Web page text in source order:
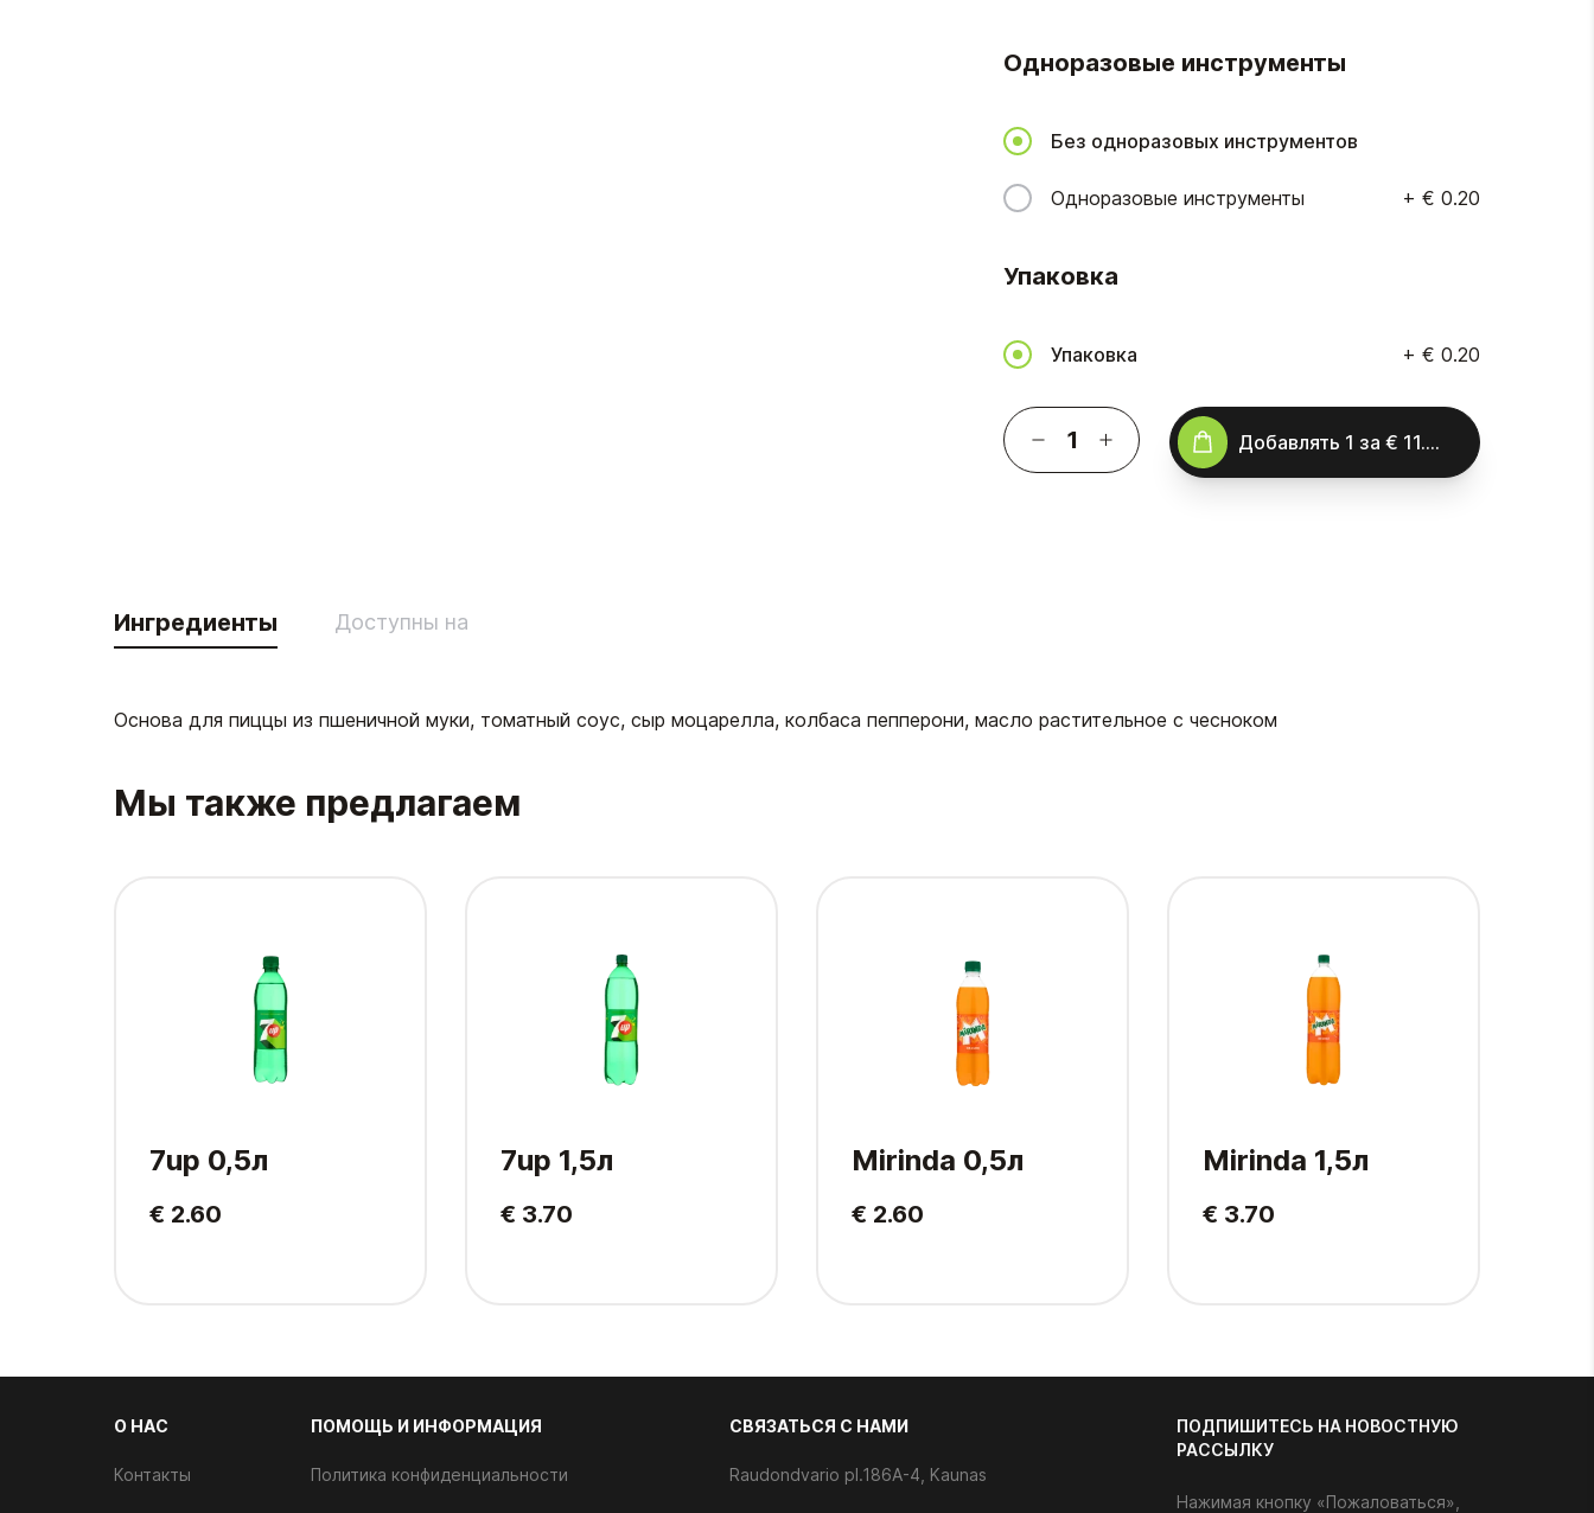
Одноразовые инструменты
Без одноразовых инструментов
Одноразовые инструменты + € 0.20
Упаковка
Упаковка + € 0.20
Добавлять 1 за € 11.00
Ингредиенты Доступны на
Основа для пиццы из пшеничной муки, томатный соус, сыр моцарелла, колбаса пепперони, масло растительное с чесноком
Мы также предлагаем
7up 0,5л
€ 2.60
7up 1,5л
€ 3.70
Mirinda 0,5л
€ 2.60
Mirinda 1,5л
€ 3.70
О НАС
Контакты
ПОМОЩЬ И ИНФОРМАЦИЯ
Политика конфиденциальности
CВЯЗАТЬСЯ С НАМИ
Raudondvario pl.186A-4, Kaunas
ПОДПИШИТЕСЬ НА НОВОСТНУЮ
РАССЫЛКУ
Нажимая кнопку «Пожаловаться»,